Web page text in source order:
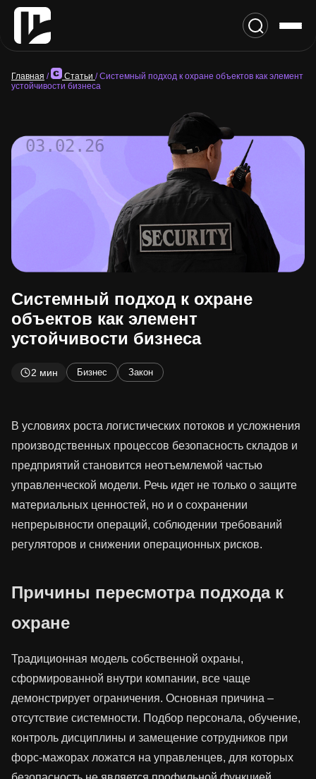
Главная / Статьи /Системный подход к охране объектов как элемент
устойчивости бизнеса
03.02.26
Системный подход к охране
объектов как элемент
устойчивости бизнеса
2 мин Бизнес Закон
В условиях роста логистических потоков и усложнения
производственных процессов безопасность складов и
предприятий становится неотъемлемой частью
управленческой модели. Речь идет не только о защите
материальных ценностей, но и о сохранении
непрерывности операций, соблюдении требований
регуляторов и снижении операционных рисков.
Причины пересмотра подхода к
охране
Традиционная модель собственной охраны,
сформированной внутри компании, все чаще
демонстрирует ограничения. Основная причина –
отсутствие системности. Подбор персонала, обучение,
контроль дисциплины и замещение сотрудников при
форс-мажорах ложатся на управленцев, для которых